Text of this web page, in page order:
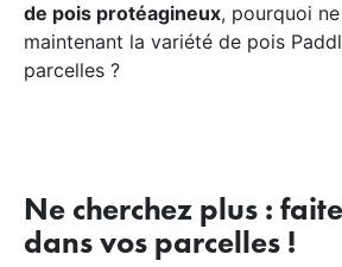
de pois protéagineux, pourquoi
maintenant la variété de pois
parcelles ?
Ne cherchez plus :
dans vos parcelles !